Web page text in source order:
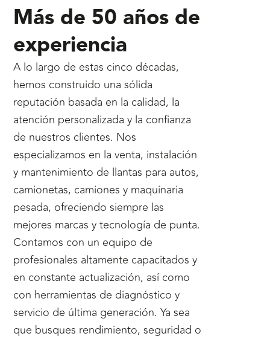
Más de 50 años de
experiencia
A lo largo de estas cinco décadas,
hemos construido una sólida
reputación basada en la calidad, la
atención personalizada y la confianza
de nuestros clientes. Nos
especializamos en la venta, instalación
y mantenimiento de llantas para autos,
camionetas, camiones y maquinaria
pesada, ofreciendo siempre las
mejores marcas y tecnología de punta.
Contamos con un equipo de
profesionales altamente capacitados y
en constante actualización, así como
con herramientas de diagnóstico y
servicio de última generación. Ya sea
que busques rendimiento, seguridad o